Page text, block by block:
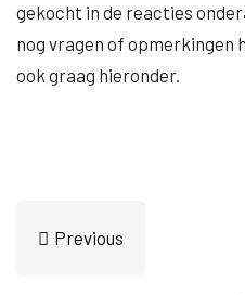
gekocht in de reacties
nog vragen of opmerkingen
ook graag hieronder.
Previous